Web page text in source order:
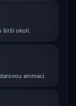
širší okolí.
animací.